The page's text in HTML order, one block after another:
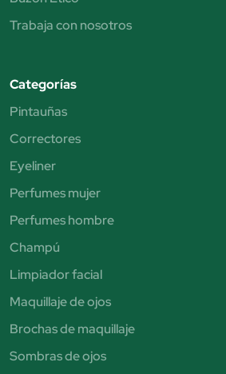
Trabaja con nosotros
Categorías
Pintauñas
Correctores
Eyeliner
Perfumes mujer
Perfumes hombre
Champú
Limpiador facial
Maquillaje de ojos
Brochas de maquillaje
Sombras de ojos